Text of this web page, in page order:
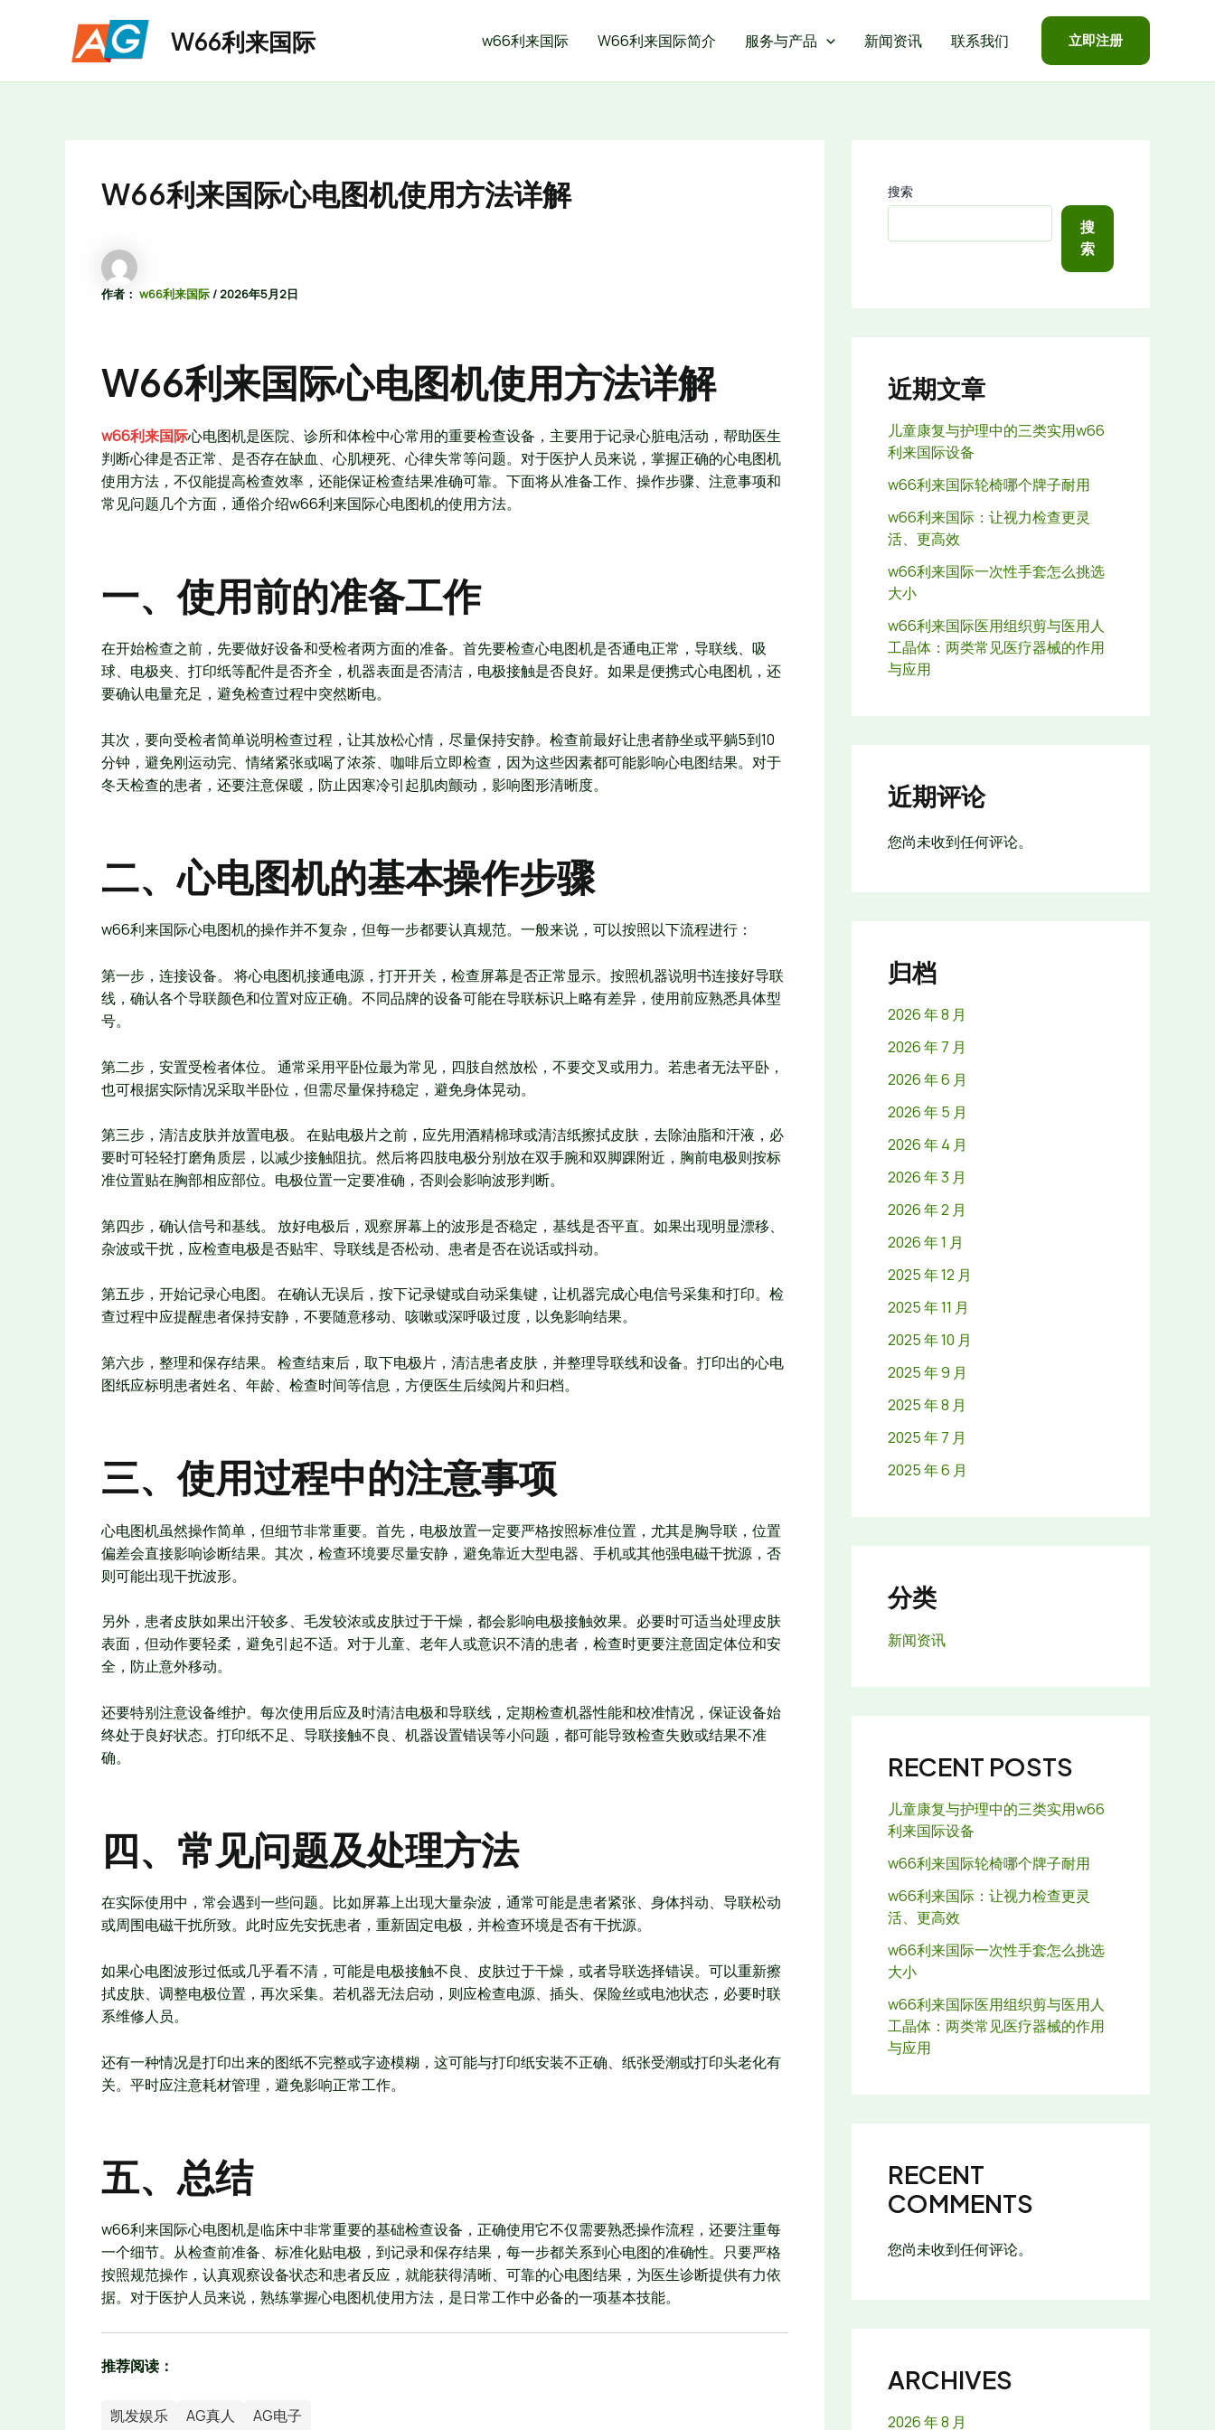
容
W66利来国际 w66利来国际 W66利来国际简介 服务与产品 新闻资讯 联系我们 立即注册
W66利来国际心电图机使用方法详解
作者： w66利来国际/2026年5月2日
W66利来国际心电图机使用方法详解
w66利来国际心电图机是医院、诊所和体检中心常用的重要检查设备，主要用于记录心脏电活动，帮助医生
判断心律是否正常、是否存在缺血、心肌梗死、心律失常等问题。对于医护人员来说，掌握正确的心电图机
使用方法，不仅能提高检查效率，还能保证检查结果准确可靠。下面将从准备工作、操作步骤、注意事项和
常见问题几个方面，通俗介绍w66利来国际心电图机的使用方法。
一、使用前的准备工作
在开始检查之前，先要做好设备和受检者两方面的准备。首先要检查心电图机是否通电正常，导联线、吸
球、电极夹、打印纸等配件是否齐全，机器表面是否清洁，电极接触是否良好。如果是便携式心电图机，还
要确认电量充足，避免检查过程中突然断电。
其次，要向受检者简单说明检查过程，让其放松心情，尽量保持安静。检查前最好让患者静坐或平躺5到10
分钟，避免刚运动完、情绪紧张或喝了浓茶、咖啡后立即检查，因为这些因素都可能影响心电图结果。对于
冬天检查的患者，还要注意保暖，防止因寒冷引起肌肉颤动，影响图形清晰度。
二、心电图机的基本操作步骤
w66利来国际心电图机的操作并不复杂，但每一步都要认真规范。一般来说，可以按照以下流程进行：
第一步，连接设备。 将心电图机接通电源，打开开关，检查屏幕是否正常显示。按照机器说明书连接好导联
线，确认各个导联颜色和位置对应正确。不同品牌的设备可能在导联标识上略有差异，使用前应熟悉具体型
号。
第二步，安置受检者体位。 通常采用平卧位最为常见，四肢自然放松，不要交叉或用力。若患者无法平卧，
也可根据实际情况采取半卧位，但需尽量保持稳定，避免身体晃动。
第三步，清洁皮肤并放置电极。 在贴电极片之前，应先用酒精棉球或清洁纸擦拭皮肤，去除油脂和汗液，必
要时可轻轻打磨角质层，以减少接触阻抗。然后将四肢电极分别放在双手腕和双脚踝附近，胸前电极则按标
准位置贴在胸部相应部位。电极位置一定要准确，否则会影响波形判断。
第四步，确认信号和基线。 放好电极后，观察屏幕上的波形是否稳定，基线是否平直。如果出现明显漂移、
杂波或干扰，应检查电极是否贴牢、导联线是否松动、患者是否在说话或抖动。
第五步，开始记录心电图。 在确认无误后，按下记录键或自动采集键，让机器完成心电信号采集和打印。检
查过程中应提醒患者保持安静，不要随意移动、咳嗽或深呼吸过度，以免影响结果。
第六步，整理和保存结果。 检查结束后，取下电极片，清洁患者皮肤，并整理导联线和设备。打印出的心电
图纸应标明患者姓名、年龄、检查时间等信息，方便医生后续阅片和归档。
三、使用过程中的注意事项
心电图机虽然操作简单，但细节非常重要。首先，电极放置一定要严格按照标准位置，尤其是胸导联，位置
偏差会直接影响诊断结果。其次，检查环境要尽量安静，避免靠近大型电器、手机或其他强电磁干扰源，否
则可能出现干扰波形。
另外，患者皮肤如果出汗较多、毛发较浓或皮肤过于干燥，都会影响电极接触效果。必要时可适当处理皮肤
表面，但动作要轻柔，避免引起不适。对于儿童、老年人或意识不清的患者，检查时更要注意固定体位和安
全，防止意外移动。
还要特别注意设备维护。每次使用后应及时清洁电极和导联线，定期检查机器性能和校准情况，保证设备始
终处于良好状态。打印纸不足、导联接触不良、机器设置错误等小问题，都可能导致检查失败或结果不准
确。
四、常见问题及处理方法
在实际使用中，常会遇到一些问题。比如屏幕上出现大量杂波，通常可能是患者紧张、身体抖动、导联松动
或周围电磁干扰所致。此时应先安抚患者，重新固定电极，并检查环境是否有干扰源。
如果心电图波形过低或几乎看不清，可能是电极接触不良、皮肤过于干燥，或者导联选择错误。可以重新擦
拭皮肤、调整电极位置，再次采集。若机器无法启动，则应检查电源、插头、保险丝或电池状态，必要时联
系维修人员。
还有一种情况是打印出来的图纸不完整或字迹模糊，这可能与打印纸安装不正确、纸张受潮或打印头老化有
关。平时应注意耗材管理，避免影响正常工作。
五、总结
w66利来国际心电图机是临床中非常重要的基础检查设备，正确使用它不仅需要熟悉操作流程，还要注重每
一个细节。从检查前准备、标准化贴电极，到记录和保存结果，每一步都关系到心电图的准确性。只要严格
按照规范操作，认真观察设备状态和患者反应，就能获得清晰、可靠的心电图结果，为医生诊断提供有力依
据。对于医护人员来说，熟练掌握心电图机使用方法，是日常工作中必备的一项基本技能。
推荐阅读：
凯发娱乐 AG真人 AG电子
搜索
搜
索
近期文章
儿童康复与护理中的三类实用w66
利来国际设备
w66利来国际轮椅哪个牌子耐用
w66利来国际：让视力检查更灵
活、更高效
w66利来国际一次性手套怎么挑选
大小
w66利来国际医用组织剪与医用人
工晶体：两类常见医疗器械的作用
与应用
近期评论
您尚未收到任何评论。
归档
2026 年 8 月
2026 年 7 月
2026 年 6 月
2026 年 5 月
2026 年 4 月
2026 年 3 月
2026 年 2 月
2026 年 1 月
2025 年 12 月
2025 年 11 月
2025 年 10 月
2025 年 9 月
2025 年 8 月
2025 年 7 月
2025 年 6 月
分类
新闻资讯
RECENT POSTS
儿童康复与护理中的三类实用w66
利来国际设备
w66利来国际轮椅哪个牌子耐用
w66利来国际：让视力检查更灵
活、更高效
w66利来国际一次性手套怎么挑选
大小
w66利来国际医用组织剪与医用人
工晶体：两类常见医疗器械的作用
与应用
RECENT
COMMENTS
您尚未收到任何评论。
ARCHIVES
2026 年 8 月